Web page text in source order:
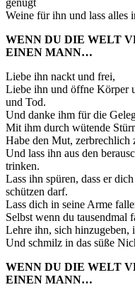
genügt
Weine für ihn und lass alles
WENN DU DIE WELT
EINEN MANN…
Liebe ihn nackt und frei,
Liebe ihn und öffne Körper
und Tod.
Und danke ihm für die
Mit ihm durch wütende
Habe den Mut, zerbrechlich
Und lass ihn aus den
trinken.
Lass ihn spüren, dass er
schützen darf.
Lass dich in seine Arme
Selbst wenn du tausendmal
Lehre ihn, sich hinzugeben,
Und schmilz in das süße
WENN DU DIE WELT
EINEN MANN…